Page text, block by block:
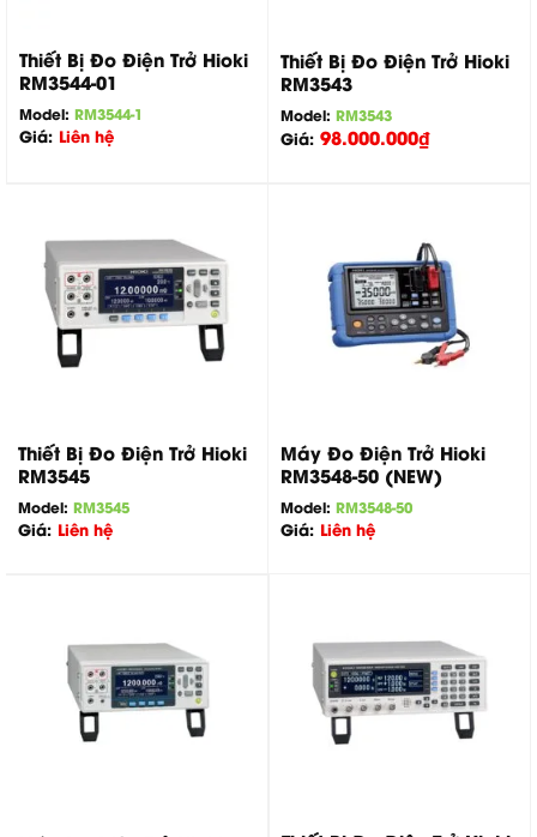
Thiết Bị Đo Điện Trở Hioki
RM3544-01
Model: RM3544-1
Giá: Liên hệ
Thiết Bị Đo Điện Trở Hioki
RM3543
Model: RM3543
Giá: 98.000.000₫
Thiết Bị Đo Điện Trở Hioki
RM3545
Model: RM3545
Giá: Liên hệ
Máy Đo Điện Trở Hioki
RM3548-50 (NEW)
Model: RM3548-50
Giá: Liên hệ